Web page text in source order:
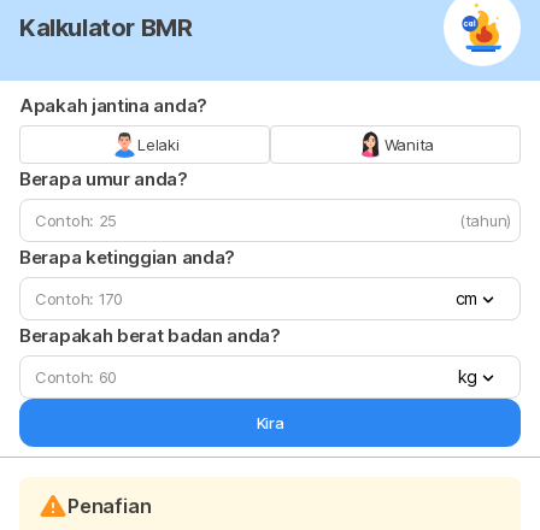
Kalkulator BMR
Apakah jantina anda?
Lelaki Wanita
Berapa umur anda?
(tahun)
Berapa ketinggian anda?
cm
Berapakah berat badan anda?
kg
Kira
Penafian